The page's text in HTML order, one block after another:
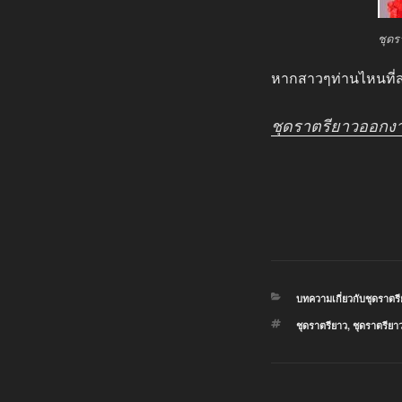
ชุด
หากสาวๆท่านไหนที่
ชุดราตรียาวออก
หมวด
บทความเกี่ยวกับชุดราตรี
ป้าย
ชุดราตรียาว, ชุดราตรียา